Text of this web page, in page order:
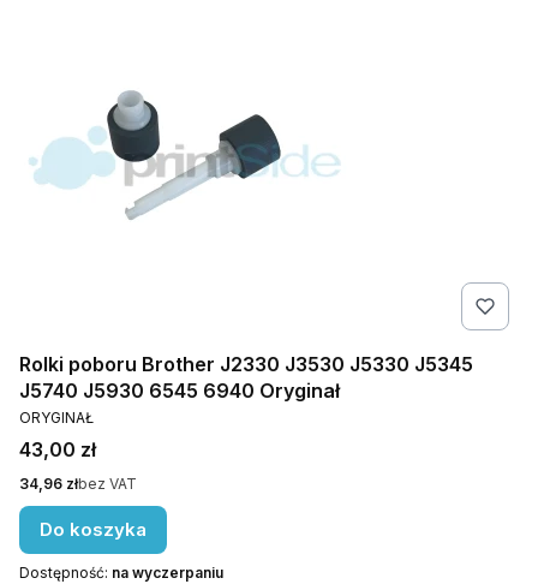
Rolki poboru Brother J2330 J3530 J5330 J5345
J5740 J5930 6545 6940 Oryginał
PRODUCENT
ORYGINAŁ
Cena
43,00 zł
Cena
34,96 złbez VAT
Do koszyka
Dostępność: na wyczerpaniu